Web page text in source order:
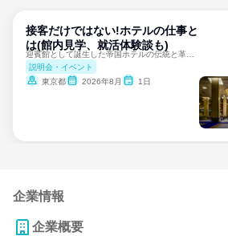
接客だけではない!ホテルの仕事と
は(館内見学、就活体験談も)
説明会・イベント
東京都
2026年8月 1日
企業情報
企業概要